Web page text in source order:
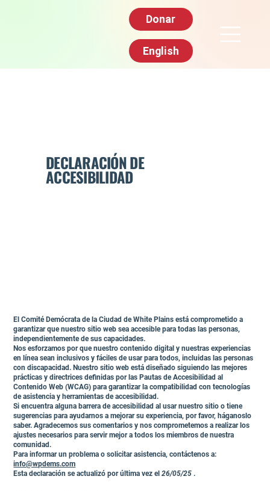
Donar
English
DECLARACIÓN DE
ACCESIBILIDAD
El Comité Demócrata de la Ciudad de White Plains está comprometido a
garantizar que nuestro sitio web sea accesible para todas las personas,
independientemente de sus capacidades.
Nos esforzamos por que nuestro contenido digital y nuestras experiencias
en línea sean inclusivos y fáciles de usar para todos, incluidas las personas
con discapacidad. Nuestro sitio web está diseñado siguiendo las mejores
prácticas y directrices definidas por las Pautas de Accesibilidad al
Contenido Web (WCAG) para garantizar la compatibilidad con tecnologías
de asistencia y herramientas de accesibilidad.
Si encuentra alguna barrera de accesibilidad al usar nuestro sitio o tiene
sugerencias para ayudarnos a mejorar su experiencia, por favor, háganoslo
saber. Agradecemos sus comentarios y nos comprometemos a realizar los
ajustes necesarios para servir mejor a todos los miembros de nuestra
comunidad.
Para informar un problema o solicitar asistencia, contáctenos a:
info@wpdems.com
Esta declaración se actualizó por última vez el26/05/25 .